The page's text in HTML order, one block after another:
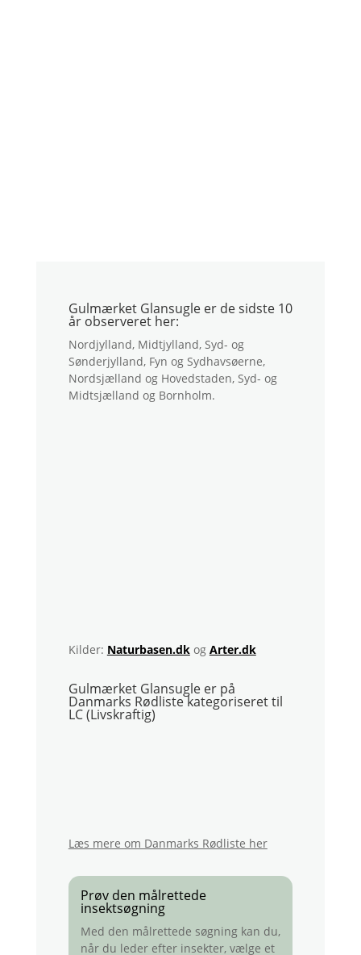
Gulmærket Glansugle er de sidste 10
år observeret her:
Nordjylland, Midtjylland, Syd- og
Sønderjylland, Fyn og Sydhavsøerne,
Nordsjælland og Hovedstaden, Syd- og
Midtsjælland og Bornholm.
Kilder: Naturbasen.dk og Arter.dk
Gulmærket Glansugle er på
Danmarks Rødliste kategoriseret til
LC (Livskraftig)
Læs mere om Danmarks Rødliste her
Prøv den målrettede
insektsøgning
Med den målrettede søgning kan du,
når du leder efter insekter, vælge et